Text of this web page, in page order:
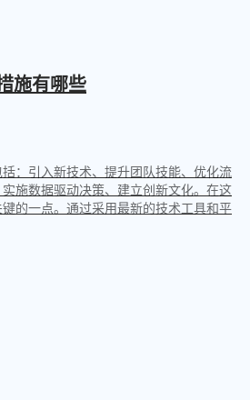
施有哪些
：引入新技术、提升团队技能、优化流
施数据驱动决策、建立创新文化。在这
的一点。通过采用最新的技术工具和平